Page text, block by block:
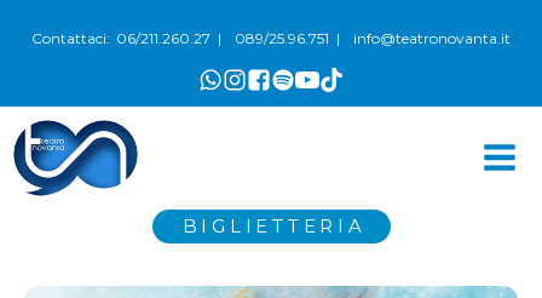
Contattaci: 06/211.260.27 | 089/25.96.751 | info@teatronovanta.it
BIGLIETTERIA